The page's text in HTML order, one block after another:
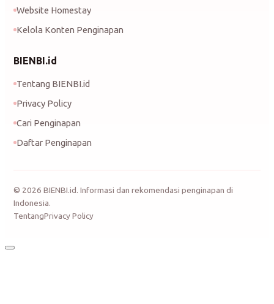
Website Homestay
Kelola Konten Penginapan
BIENBI.id
Tentang BIENBI.id
Privacy Policy
Cari Penginapan
Daftar Penginapan
© 2026 BIENBI.id. Informasi dan rekomendasi penginapan di
Indonesia.
TentangPrivacy Policy